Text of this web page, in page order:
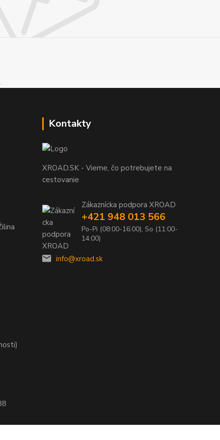
Kontakty
XROAD.SK - Vieme, čo potrebujete na
cestovanie
Zákaznícka podpora XROAD
+421 948 013 566
Po-Pi (08:00-16:00), So (11:00-
14:00)
info@xroad.sk